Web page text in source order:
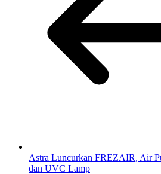
Astra Luncurkan FREZAIR, Air
dan UVC Lamp